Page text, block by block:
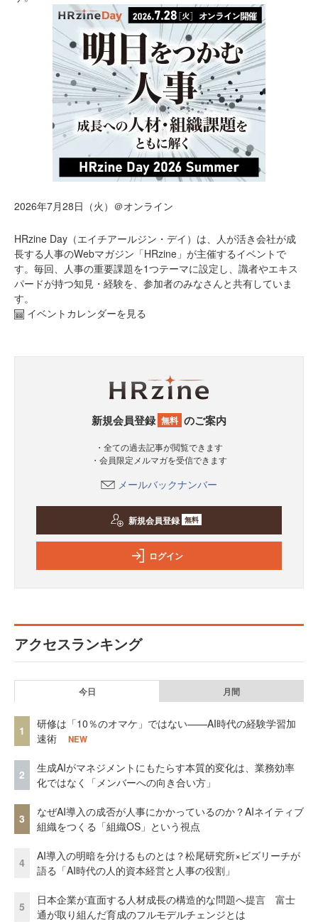
2026年7月28日（火）＠オンライン
HRzine Day（エイチアールジン・デイ）は、人が活き会社が成
長する人事のWebマガジン「HRzine」が主催するイベントで
す。毎回、人事の重要課題を1つテーマに設定し、識者やエキス
パードが持つ知見・経験を、参加者のみなさんと共有していま
す。
イベントカレンダーを見る
新規会員登録 無料 のご案内
・全ての過去記事が閲覧できます
・会員限定メルマガを受信できます
メールバックナンバー
新規会員登録 無料
ログイン
アクセスランキング
今日 月間
1
研修は「10％のオマケ」ではない——AI時代の経験学習加
速術
NEW
2
生成AIがマネジメントにもたらす本質的変化は、業務効率
化ではなく「メンバーへの向き合い方」
3
なぜAI導入の成否が人事にかかっているのか？AIネイティブ
組織をつくる「組織OS」という視点
4
AI導入の明暗を分けるものとは？松尾研究所×ビズリーチが
語る「AI時代の人的資本経営と人事の役割」
5
日本企業が直面する人材成長の構造的な問題へ提言 富士
通が取り組んだ育成のフルモデルチェンジとは